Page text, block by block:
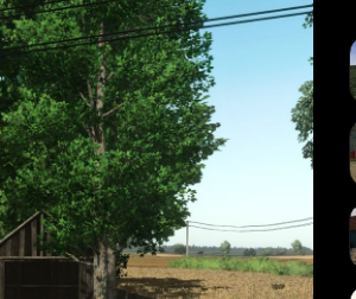
и корректируется, это